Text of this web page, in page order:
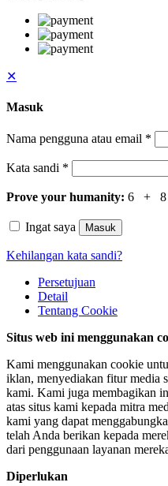
✕
Masuk
Nama pengguna atau email *
Kata sandi *
Prove your humanity: 6 +
Ingat saya Masuk
Kehilangan kata sandi?
Persetujuan
Detail
Tentang Cookie
Situs web ini menggunakan
Kami menggunakan cookie
iklan, menyediakan fitur media
kami. Kami juga membagikan
atas situs kami kepada mitra
kami yang dapat
telah Anda berikan kepada
dari penggunaan layanan
Diperlukan